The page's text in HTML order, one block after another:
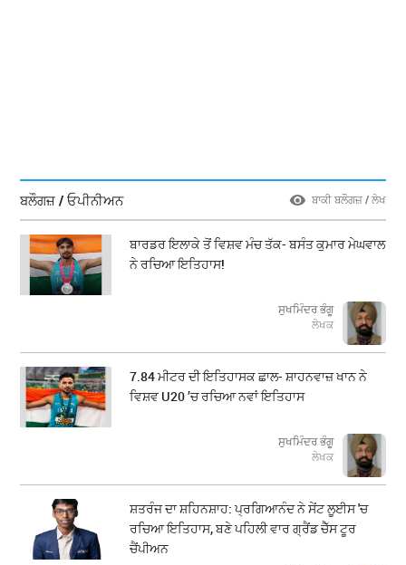
ਬਲੌਗਜ਼ / ਓਪੀਨੀਅਨ ਬਾਕੀ ਬਲੌਗਜ਼ / ਲੇਖ
ਬਾਰਡਰ ਇਲਾਕੇ ਤੋਂ ਵਿਸ਼ਵ ਮੰਚ ਤੱਕ- ਬਸੰਤ ਕੁਮਾਰ ਮੇਘਵਾਲ
ਨੇ ਰਚਿਆ ਇਤਿਹਾਸ!
ਸੁਖਮਿੰਦਰ ਭੰਗੂ
ਲੇਖਕ
7.84 ਮੀਟਰ ਦੀ ਇਤਿਹਾਸਕ ਛਾਲ- ਸ਼ਾਹਨਵਾਜ਼ ਖਾਨ ਨੇ
ਵਿਸ਼ਵ U20 ’ਚ ਰਚਿਆ ਨਵਾਂ ਇਤਿਹਾਸ
ਸੁਖਮਿੰਦਰ ਭੰਗੂ
ਲੇਖਕ
ਸ਼ਤਰੰਜ ਦਾ ਸ਼ਹਿਨਸ਼ਾਹ: ਪ੍ਰਗਿਆਨੰਦ ਨੇ ਸੇਂਟ ਲੂਈਸ 'ਚ
ਰਚਿਆ ਇਤਿਹਾਸ, ਬਣੇ ਪਹਿਲੀ ਵਾਰ ਗ੍ਰੈਂਡ ਚੈੱਸ ਟੂਰ
ਚੈਂਪੀਅਨ